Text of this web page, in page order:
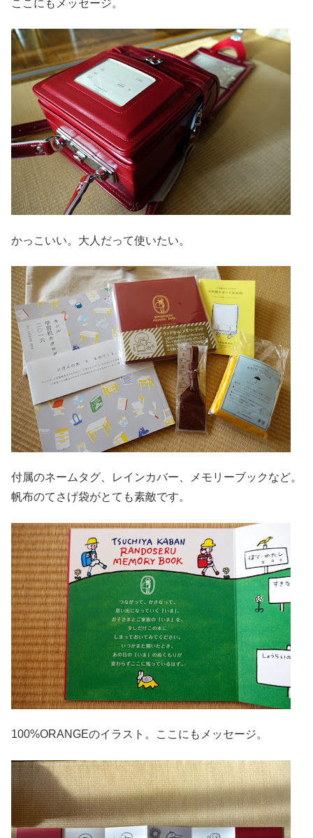
ここにもメッセージ。
かっこいい。大人だって使いたい。
付属のネームタグ、レインカバー、メモリーブックなど。
帆布のてさげ袋がとても素敵です。
100%ORANGEのイラスト。ここにもメッセージ。